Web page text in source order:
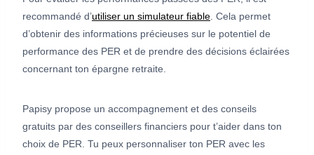
recommandé d’utiliser un simulateur fiable . Cela permet
d’obtenir des informations précieuses sur le potentiel de
performance des PER et de prendre des décisions éclairées
concernant ton épargne retraite.
Papisy propose un accompagnement et des conseils
gratuits par des conseillers financiers pour t’aider dans ton
choix de PER. Tu peux personnaliser ton PER avec les